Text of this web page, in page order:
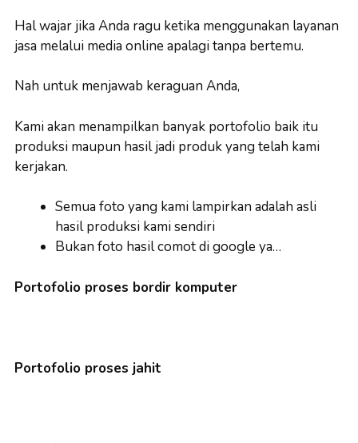
Hal wajar jika Anda ragu ketika menggunakan layanan
jasa melalui media online apalagi tanpa bertemu.
Nah untuk menjawab keraguan Anda,
Kami akan menampilkan banyak portofolio baik itu
produksi maupun hasil jadi produk yang telah kami
kerjakan.
Semua foto yang kami lampirkan adalah asli
hasil produksi kami sendiri
Bukan foto hasil comot di google ya…
Portofolio proses bordir komputer
Portofolio proses jahit